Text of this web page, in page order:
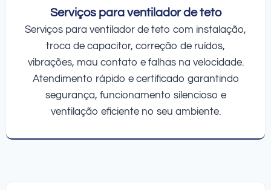
Serviços para ventilador de teto
Serviços para ventilador de teto com instalação,
troca de capacitor, correção de ruídos,
vibrações, mau contato e falhas na velocidade.
Atendimento rápido e certificado garantindo
segurança, funcionamento silencioso e
ventilação eficiente no seu ambiente.